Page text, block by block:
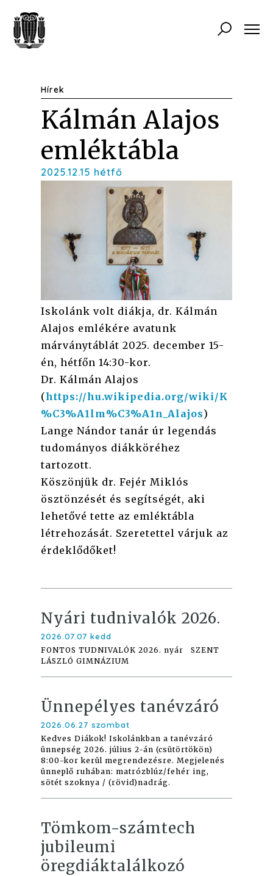
Nyári tudnivalók 2026.
2026.07.07 kedd
FONTOS TUDNIVALÓK 2026. nyár SZENT
LÁSZLÓ GIMNÁZIUM
Ünnepélyes tanévzáró
2026.06.27 szombat
Kedves Diákok! Iskolánkban a tanévzáró
ünnepség 2026. július 2-án (csütörtökön)
8:00-kor kerül megrendezésre. Megjelenés
ünneplő ruhában: matrózblúz/fehér ing,
sötét szoknya / (rövid)nadrág.
Tömkom-számtech
jubileumi
öregdiáktalálkozó
Hírek
Kálmán Alajos
emléktábla
2025.12.15 hétfő
Iskolánk volt diákja, dr. Kálmán
Alajos emlékére avatunk
márványtáblát 2025. december 15-
én, hétfőn 14:30-kor.
Dr. Kálmán Alajos
(https://hu.wikipedia.org/wiki/K
%C3%A1lm%C3%A1n_Alajos)
Lange Nándor tanár úr legendás
tudományos diákköréhez
tartozott.
Köszönjük dr. Fejér Miklós
ösztönzését és segítségét, aki
lehetővé tette az emléktábla
létrehozását. Szeretettel várjuk az
érdeklődőket!